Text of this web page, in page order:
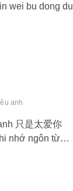
wei bu dong
anh
只是太爱你
nhớ ngôn từ…